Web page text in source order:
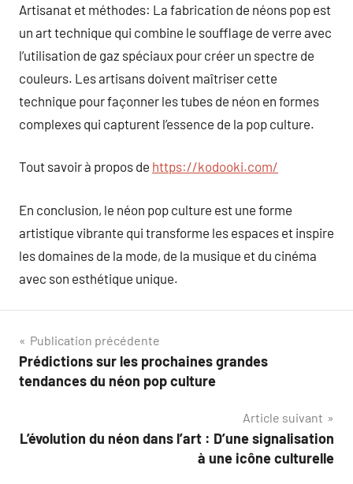
Artisanat et méthodes: La fabrication de néons pop est
un art technique qui combine le soufflage de verre avec
l’utilisation de gaz spéciaux pour créer un spectre de
couleurs. Les artisans doivent maîtriser cette
technique pour façonner les tubes de néon en formes
complexes qui capturent l’essence de la pop culture.
Tout savoir à propos de https://kodooki.com/
En conclusion, le néon pop culture est une forme
artistique vibrante qui transforme les espaces et inspire
les domaines de la mode, de la musique et du cinéma
avec son esthétique unique.
Navigation
de
Publication précédente
Prédictions sur les prochaines grandes
tendances du néon pop culture
Article suivant
L’évolution du néon dans l’art : D’une signalisation
à une icône culturelle